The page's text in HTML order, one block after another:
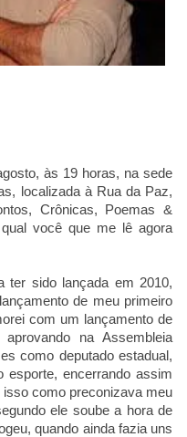
às 19 horas, na sede
localizada à Rua da Paz,
Crônicas, Poemas &
você que me lê agora
ter sido lançada em 2010,
de meu primeiro
com um lançamento de
na Assembleia
como deputado estadual,
encerrando assim
como preconizava meu
ele soube a hora de
quando ainda fazia uns